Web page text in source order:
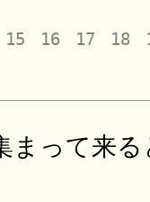
15 16 17 18
って来